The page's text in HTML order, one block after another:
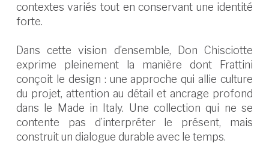
contextes variés tout en conservant une identité
forte.
Dans cette vision d’ensemble, Don Chisciotte
exprime pleinement la manière dont Frattini
conçoit le design : une approche qui allie culture
du projet, attention au détail et ancrage profond
dans le Made in Italy. Une collection qui ne se
contente pas d’interpréter le présent, mais
construit un dialogue durable avec le temps.